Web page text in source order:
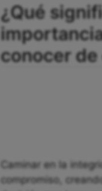
¿Qué
conocer
Caminar en la
compromiso,